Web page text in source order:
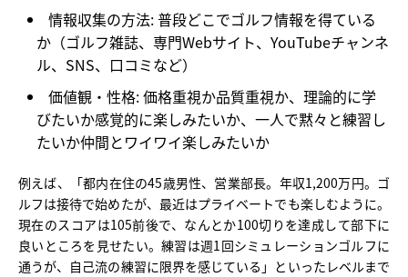
情報収集の方法:普段どこでゴルフ情報を得ている
か（ゴルフ雑誌、専門Webサイト、YouTubeチャンネ
ル、SNS、口コミなど）
価値観・性格:価格重視か品質重視か、理論的に学
びたいか感覚的に楽しみたいか、一人で黙々と練習し
たいか仲間とワイワイ楽しみたいか
例えば、「都内在住の45歳男性、営業部長。年収1,200万円。ゴ
ルフは接待で始めたが、最近はプライベートでも楽しむように。
現在のスコアは105前後で、なんとか100切りを達成して部下に
良いところを見せたい。練習は週1回シミュレーションゴルフに
通うが、自己流の練習に限界を感じている」といったレベルまで